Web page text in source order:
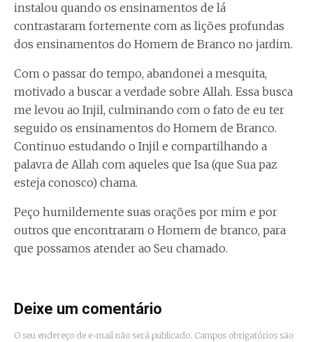
instalou quando os ensinamentos de lá
contrastaram fortemente com as lições profundas
dos ensinamentos do Homem de Branco no jardim.
Com o passar do tempo, abandonei a mesquita,
motivado a buscar a verdade sobre Allah. Essa busca
me levou ao Injil, culminando com o fato de eu ter
seguido os ensinamentos do Homem de Branco.
Continuo estudando o Injil e compartilhando a
palavra de Allah com aqueles que Isa (que Sua paz
esteja conosco) chama.
Peço humildemente suas orações por mim e por
outros que encontraram o Homem de branco, para
que possamos atender ao Seu chamado.
Deixe um comentário
O seu endereço de e-mail não será publicado. Campos obrigatórios são